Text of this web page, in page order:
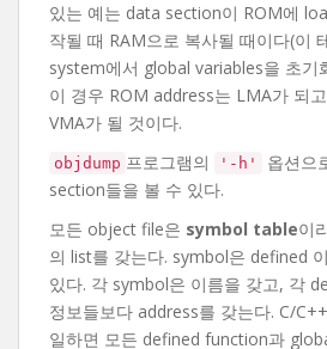
있는 예는 data section이 ROM에
작될 때 RAM으로 복사될 때이다(이
system에서 global variables을 초기
이 경우 ROM address는 LMA가 되
VMA가 될 것이다.
objdump 프로그램의 '-h'
옵션으
section들을 볼 수 있다.
모든 object file은 symbol table이
의 list를 갖는다. symbol은 defined
있다. 각 symbol은 이름을 갖고, 각
정보들보다 address를 갖는다. C/
일하면 모든 defined function과